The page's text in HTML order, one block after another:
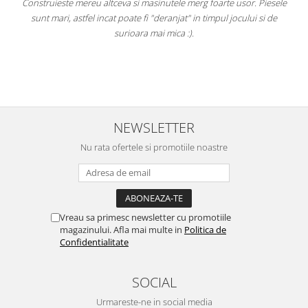
Construieste mereu altceva si masinutele merg foarte usor. Piesele
sunt mari, astfel incat poate fi "deranjat" in timpul jocului si de
surioara mai mica :).
NEWSLETTER
Nu rata ofertele si promotiile noastre
Vreau sa primesc newsletter cu promotiile
magazinului. Afla mai multe in Politica de
Confidentialitate
SOCIAL
Urmareste-ne in social media